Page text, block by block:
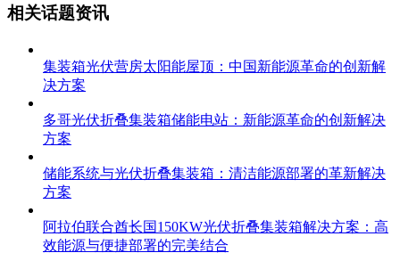
相关话题资讯
集装箱光伏营房太阳能屋顶：中国新能源革命的创新解
决方案
多哥光伏折叠集装箱储能电站：新能源革命的创新解决
方案
储能系统与光伏折叠集装箱：清洁能源部署的革新解决
方案
阿拉伯联合酋长国150KW光伏折叠集装箱解决方案：高
效能源与便捷部署的完美结合